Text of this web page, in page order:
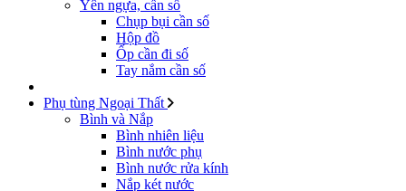
Yên ngựa, cần số
Chụp bụi cần số
Hộp đồ
Ốp cần đi số
Tay nắm cần số
Phụ tùng Ngoại Thất
Bình và Nắp
Bình nhiên liệu
Bình nước phụ
Bình nước rửa kính
Nắp két nước